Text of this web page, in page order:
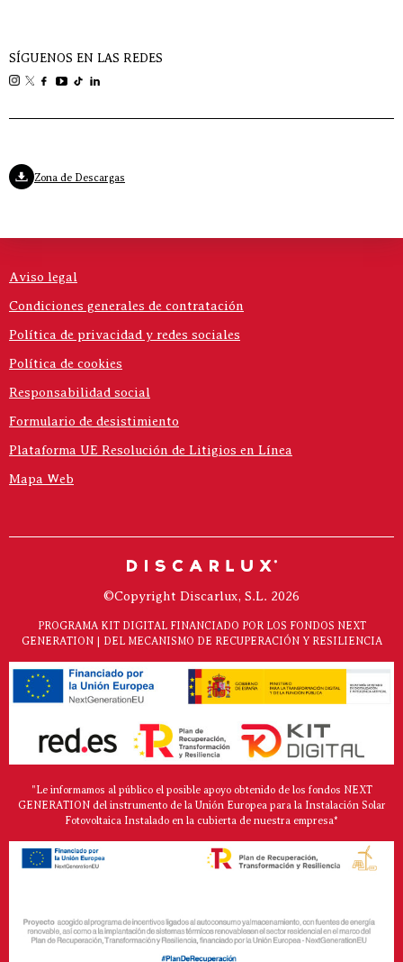
SÍGUENOS EN LAS REDES
Zona de Descargas
Aviso legal
Condiciones generales de contratación
Política de privacidad y redes sociales
Política de cookies
Responsabilidad social
Formulario de desistimiento
Plataforma UE Resolución de Litigios en Línea
Mapa Web
©Copyright Discarlux, S.L. 2026
PROGRAMA KIT DIGITAL FINANCIADO POR LOS FONDOS NEXT
GENERATION | DEL MECANISMO DE RECUPERACIÓN Y RESILIENCIA
"Le informamos al público el posible apoyo obtenido de los fondos NEXT
GENERATION del instrumento de la Unión Europea para la Instalación Solar
Fotovoltaica Instalado en la cubierta de nuestra empresa*